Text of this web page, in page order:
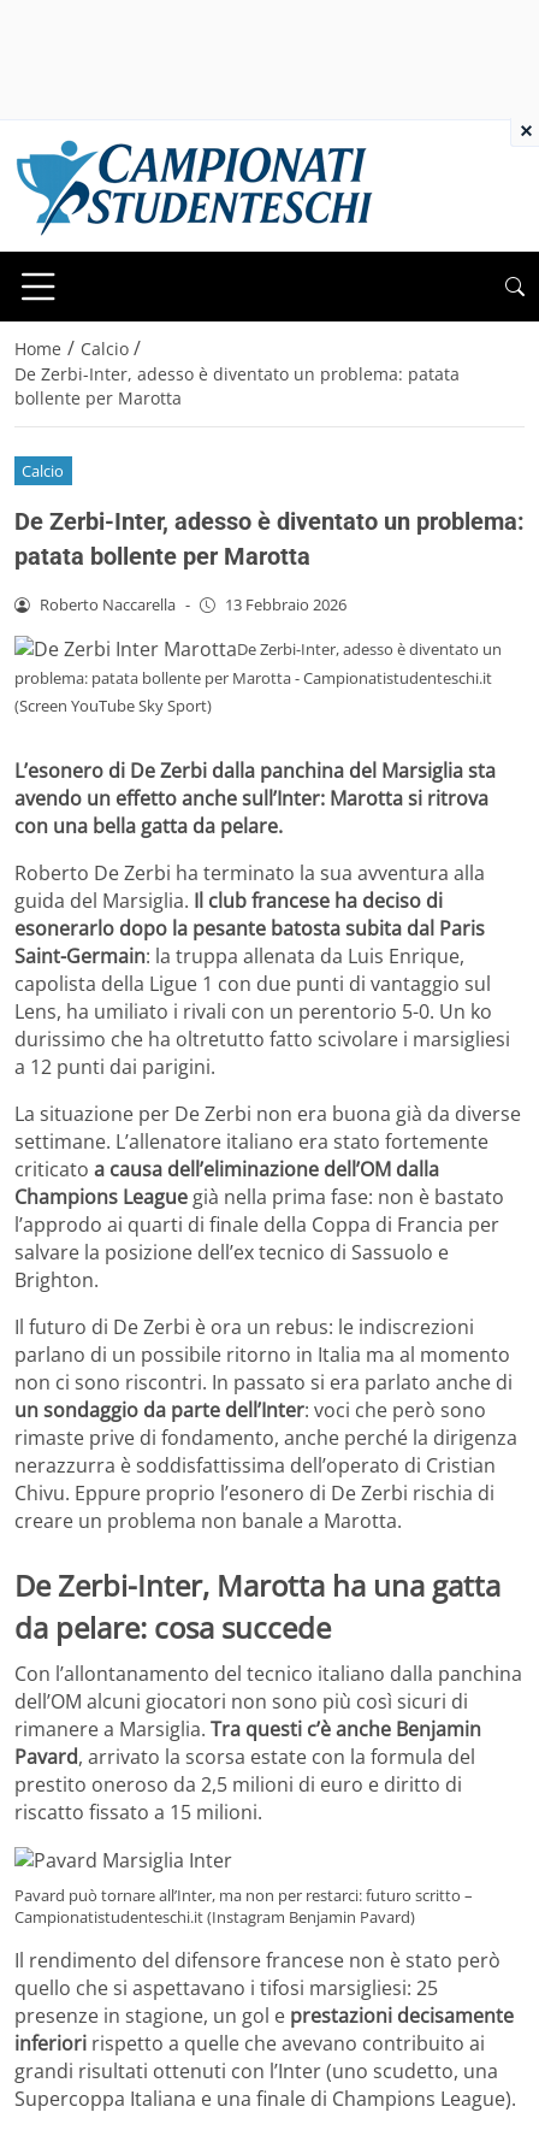
Home / Calcio /
De Zerbi-Inter, adesso è diventato un problema: patata
bollente per Marotta
Calcio
De Zerbi-Inter, adesso è diventato un problema:
patata bollente per Marotta
Roberto Naccarella - 13 Febbraio 2026
De Zerbi-Inter, adesso è diventato un
problema: patata bollente per Marotta - Campionatistudenteschi.it
(Screen YouTube Sky Sport)
L’esonero di De Zerbi dalla panchina del Marsiglia sta
avendo un effetto anche sull’Inter: Marotta si ritrova
con una bella gatta da pelare.
Roberto De Zerbi ha terminato la sua avventura alla
guida del Marsiglia. Il club francese ha deciso di
esonerarlo dopo la pesante batosta subita dal Paris
Saint-Germain: la truppa allenata da Luis Enrique,
capolista della Ligue 1 con due punti di vantaggio sul
Lens, ha umiliato i rivali con un perentorio 5-0. Un ko
durissimo che ha oltretutto fatto scivolare i marsigliesi
a 12 punti dai parigini.
La situazione per De Zerbi non era buona già da diverse
settimane. L’allenatore italiano era stato fortemente
criticato a causa dell’eliminazione dell’OM dalla
Champions League già nella prima fase: non è bastato
l’approdo ai quarti di finale della Coppa di Francia per
salvare la posizione dell’ex tecnico di Sassuolo e
Brighton.
Il futuro di De Zerbi è ora un rebus: le indiscrezioni
parlano di un possibile ritorno in Italia ma al momento
non ci sono riscontri. In passato si era parlato anche di
un sondaggio da parte dell’Inter: voci che però sono
rimaste prive di fondamento, anche perché la dirigenza
nerazzurra è soddisfattissima dell’operato di Cristian
Chivu. Eppure proprio l’esonero di De Zerbi rischia di
creare un problema non banale a Marotta.
De Zerbi-Inter, Marotta ha una gatta
da pelare: cosa succede
Con l’allontanamento del tecnico italiano dalla panchina
dell’OM alcuni giocatori non sono più così sicuri di
rimanere a Marsiglia. Tra questi c’è anche Benjamin
Pavard, arrivato la scorsa estate con la formula del
prestito oneroso da 2,5 milioni di euro e diritto di
riscatto fissato a 15 milioni.
Pavard può tornare all’Inter, ma non per restarci: futuro scritto –
Campionatistudenteschi.it (Instagram Benjamin Pavard)
Il rendimento del difensore francese non è stato però
quello che si aspettavano i tifosi marsigliesi: 25
presenze in stagione, un gol e prestazioni decisamente
inferiori rispetto a quelle che avevano contribuito ai
grandi risultati ottenuti con l’Inter (uno scudetto, una
Supercoppa Italiana e una finale di Champions League).
×